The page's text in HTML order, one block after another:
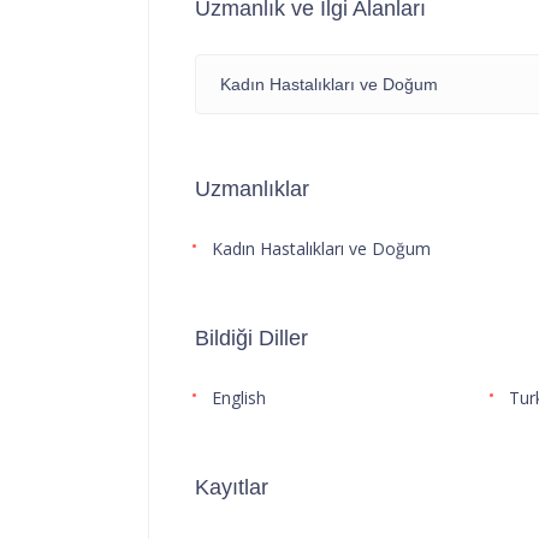
Uzmanlık ve İlgi Alanları
Kadın Hastalıkları ve Doğum
Uzmanlıklar
Kadın Hastalıkları ve Doğum
Bildiği Diller
English
Kayıtlar